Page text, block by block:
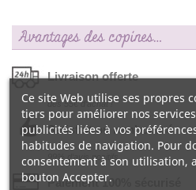
Avantages des copines…
Livraison offerte
dés 55€ d‘achat !
Satisfait ou remboursé
99% d‘avis positifs
Paiement 100% sécurisé
Ce site Web utilise ses propres
tiers pour améliorer nos
publicités liées à vos
habitudes de navigation. Pour
consentement à son utilisation,
bouton Accepter.